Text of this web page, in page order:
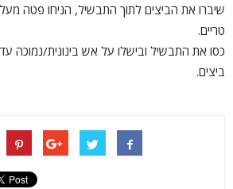
שיברו את הביצים לתוך התבשיל, הניחו פטה
טריים.
כסו את התבשיל ובישלו על אש בינונית/נמוכה
ביצים.